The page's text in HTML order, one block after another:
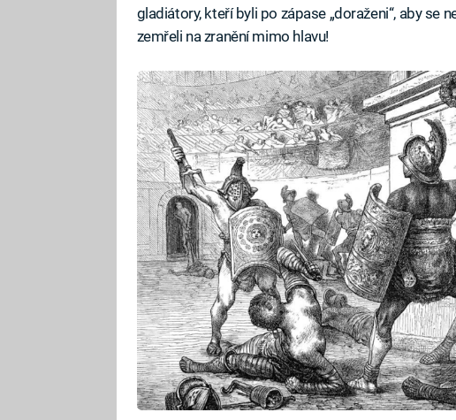
gladiátory, kteří byli po zápase „doraženi“, aby se
zemřeli na zranění mimo hlavu!